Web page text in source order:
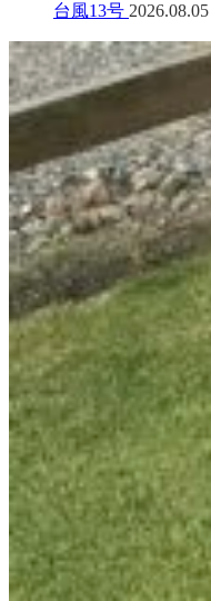
台風13号 2026.08.05